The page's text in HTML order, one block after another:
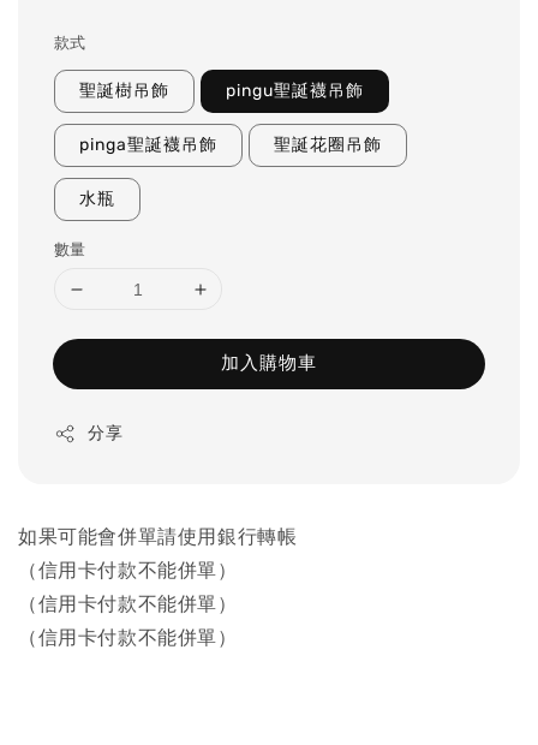
款式
聖誕樹吊飾 pingu聖誕襪吊飾
pinga聖誕襪吊飾 聖誕花圈吊飾
水瓶
數量
加入購物車
分享
如果可能會併單請使用銀行轉帳
（信用卡付款不能併單）
（信用卡付款不能併單）
（信用卡付款不能併單）